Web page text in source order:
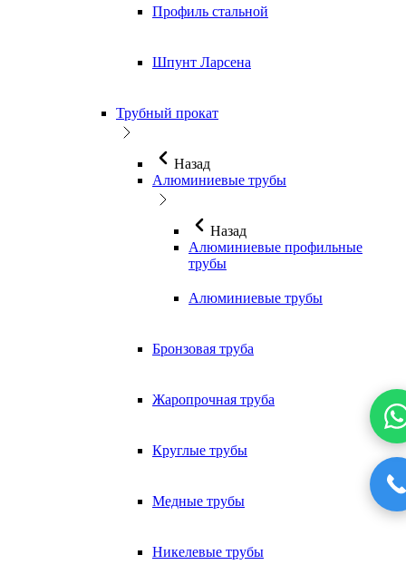
Профиль стальной
Шпунт Ларсена
Трубный прокат
Назад
Алюминиевые трубы
Назад
Алюминиевые профильные
трубы
Алюминиевые трубы
Бронзовая труба
Жаропрочная труба
Круглые трубы
Медные трубы
Никелевые трубы